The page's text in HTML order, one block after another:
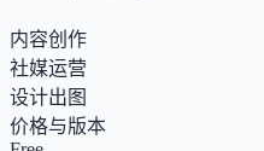
内容创作
社媒运营
设计出图
价格与版本